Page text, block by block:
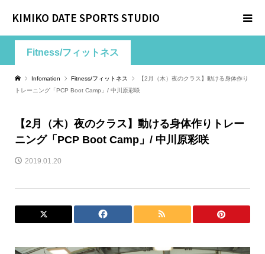
KIMIKO DATE SPORTS STUDIO
Fitness/フィットネス
Infomation Fitness/フィットネス
【2月（木）夜のクラス】動ける身体作り
トレーニング「PCP Boot Camp」/ 中川原彩咲
【2月（木）夜のクラス】動ける身体作りトレー
ニング「PCP Boot Camp」/ 中川原彩咲
2019.01.20